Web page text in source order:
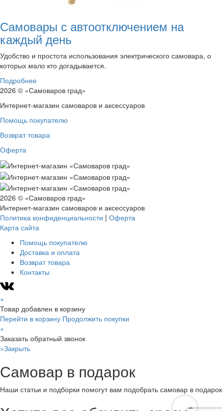
Самовары с автоотключением на
каждый день
Удобство и простота использования электрического самовара, о
которых мало кто догадывается.
Подробнее
2026 © «Самоваров град»
Интернет-магазин самоваров и аксессуаров
Помощь покупателю
Возврат товара
Оферта
2026 © «Самоваров град»
Интернет-магазин самоваров и аксессуаров
Политика конфиденциальности | Оферта
Карта сайта
Помощь покупателю
Доставка и оплата
Возврат товара
Контакты
×
Товар добавлен в корзину
Перейти в корзину Продолжить покупки
×
Заказать обратный звонок
×Закрыть
Самовар в подарок
Наши статьи и подборки помогут вам подобрать самовар в подарок